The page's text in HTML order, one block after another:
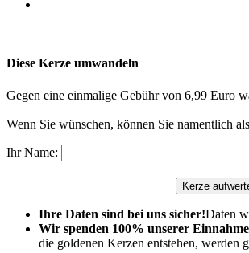
Diese Kerze umwandeln
Gegen eine einmalige Gebühr von 6,99 Euro
Wenn Sie wünschen, können Sie namentlich
Ihr Name:
Ihre Daten sind bei uns sicher!Daten
Wir spenden 100% unserer
die goldenen Kerzen entstehen, werden